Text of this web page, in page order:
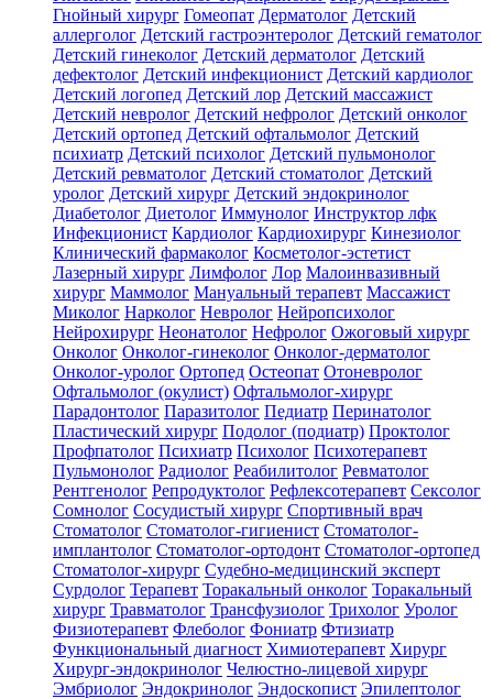
Гнойный хирург Гомеопат Дерматолог Детский
аллерголог Детский гастроэнтеролог Детский гематолог
Детский гинеколог Детский дерматолог Детский
дефектолог Детский инфекционист Детский кардиолог
Детский логопед Детский лор Детский массажист
Детский невролог Детский нефролог Детский онколог
Детский ортопед Детский офтальмолог Детский
психиатр Детский психолог Детский пульмонолог
Детский ревматолог Детский стоматолог Детский
уролог Детский хирург Детский эндокринолог
Диабетолог Диетолог Иммунолог Инструктор лфк
Инфекционист Кардиолог Кардиохирург Кинезиолог
Клинический фармаколог Косметолог-эстетист
Лазерный хирург Лимфолог Лор Малоинвазивный
хирург Маммолог Мануальный терапевт Массажист
Миколог Нарколог Невролог Нейропсихолог
Нейрохирург Неонатолог Нефролог Ожоговый хирург
Онколог Онколог-гинеколог Онколог-дерматолог
Онколог-уролог Ортопед Остеопат Отоневролог
Офтальмолог (окулист) Офтальмолог-хирург
Парадонтолог Паразитолог Педиатр Перинатолог
Пластический хирург Подолог (подиатр) Проктолог
Профпатолог Психиатр Психолог Психотерапевт
Пульмонолог Радиолог Реабилитолог Ревматолог
Рентгенолог Репродуктолог Рефлексотерапевт Сексолог
Сомнолог Сосудистый хирург Спортивный врач
Стоматолог Стоматолог-гигиенист Стоматолог-
имплантолог Стоматолог-ортодонт Стоматолог-ортопед
Стоматолог-хирург Судебно-медицинский эксперт
Сурдолог Терапевт Торакальный онколог Торакальный
хирург Травматолог Трансфузиолог Трихолог Уролог
Физиотерапевт Флеболог Фониатр Фтизиатр
Функциональный диагност Химиотерапевт Хирург
Хирург-эндокринолог Челюстно-лицевой хирург
Эмбриолог Эндокринолог Эндоскопист Эпилептолог